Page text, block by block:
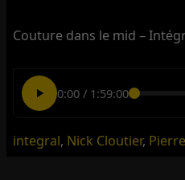
Couture dans le mid –
0:00/ 1:59:00
integral, Nick Cloutier,